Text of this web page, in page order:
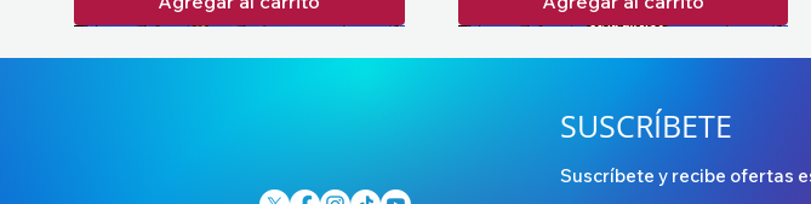
SUSCRÍBETE
Suscríbete y recibe ofertas